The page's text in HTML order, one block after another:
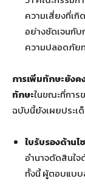
ความเสี่ยงที่เกิ
อย่างชัดเจนกับ
ความปลอดภัย
การเพิ่มทักษะยัง
ทักษะในขณะที่การ
ฉบับนี้ยังเผยประเ
ใบรับรองด้าน
อำนาจตัดสินใ
ทั้งนี้ ผู้ตอบแบบ